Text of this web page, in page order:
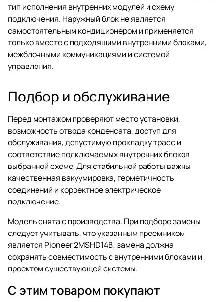
тип исполнения внутренних модулей и схему
подключения. Наружный блок не является
самостоятельным кондиционером и применяется
только вместе с подходящими внутренними блоками,
межблочными коммуникациями и системой
управления.
Подбор и обслуживание
Перед монтажом проверяют место установки,
возможность отвода конденсата, доступ для
обслуживания, допустимую прокладку трасс и
соответствие подключаемых внутренних блоков
выбранной схеме. Для стабильной работы важны
качественная вакуумировка, герметичность
соединений и корректное электрическое
подключение.
Модель снята с производства. При подборе замены
следует учитывать, что указанным преемником
является Pioneer 2MSHD14B; замена должна
сохранять совместимость с внутренними блоками и
проектом существующей системы.
С этим товаром покупают